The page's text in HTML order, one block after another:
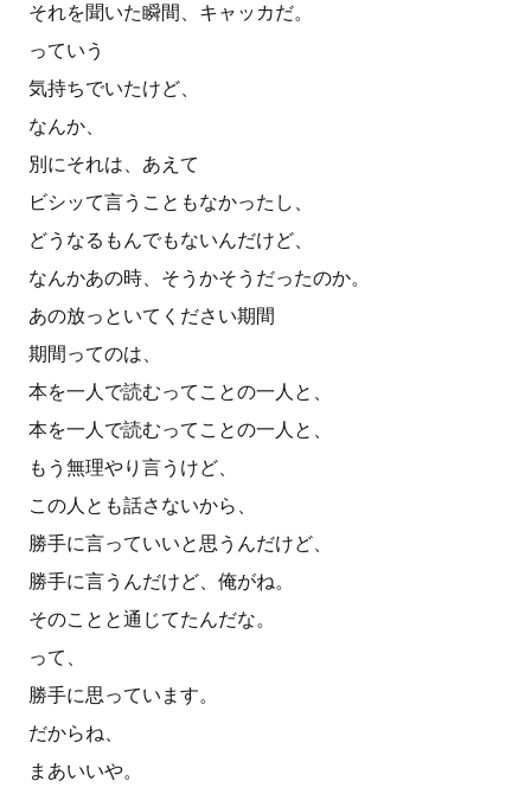
それを聞いた瞬間、キャッカだ。
っていう
気持ちでいたけど、
なんか、
別にそれは、あえて
ビシッて言うこともなかったし、
どうなるもんでもないんだけど、
なんかあの時、そうかそうだったのか。
あの放っといてください期間
期間ってのは、
本を一人で読むってことの一人と、
本を一人で読むってことの一人と、
もう無理やり言うけど、
この人とも話さないから、
勝手に言っていいと思うんだけど、
勝手に言うんだけど、俺がね。
そのことと通じてたんだな。
って、
勝手に思っています。
だからね、
まあいいや。